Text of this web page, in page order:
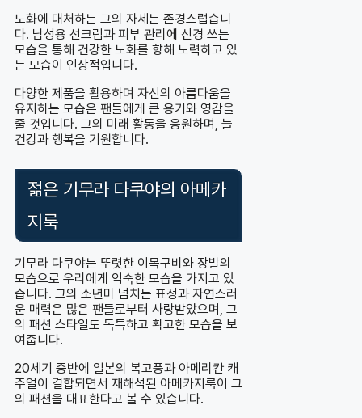
노화에 대처하는 그의 자세는 존경스럽습니
다. 남성용 선크림과 피부 관리에 신경 쓰는
모습을 통해 건강한 노화를 향해 노력하고 있
는 모습이 인상적입니다.
다양한 제품을 활용하며 자신의 아름다움을
유지하는 모습은 팬들에게 큰 용기와 영감을
줄 것입니다. 그의 미래 활동을 응원하며, 늘
건강과 행복을 기원합니다.
젊은 기무라 다쿠야의 아메카
지룩
기무라 다쿠야는 뚜렷한 이목구비와 장발의
모습으로 우리에게 익숙한 모습을 가지고 있
습니다. 그의 소년미 넘치는 표정과 자연스러
운 매력은 많은 팬들로부터 사랑받았으며, 그
의 패션 스타일도 독특하고 확고한 모습을 보
여줍니다.
20세기 중반에 일본의 복고풍과 아메리칸 캐
주얼이 결합되면서 재해석된 아메카지룩이 그
의 패션을 대표한다고 볼 수 있습니다.